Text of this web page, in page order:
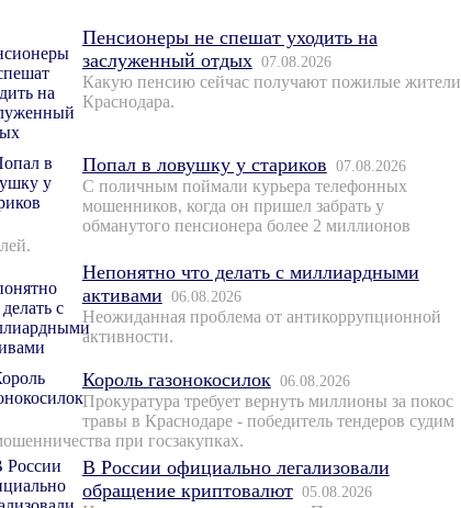
Пенсионеры не спешат уходить на
заслуженный отдых 07.08.2026
Какую пенсию сейчас получают пожилые жители
Краснодара.
Попал в ловушку у стариков 07.08.2026
С поличным поймали курьера телефонных
мошенников, когда он пришел забрать у
обманутого пенсионера более 2 миллионов
Непонятно что делать с миллиардными
активами 06.08.2026
Неожиданная проблема от антикоррупционной
активности.
Король газонокосилок 06.08.2026
Прокуратура требует вернуть миллионы за покос
травы в Краснодаре - победитель тендеров судим
при госзакупках.
В России официально легализовали
обращение криптовалют 05.08.2026